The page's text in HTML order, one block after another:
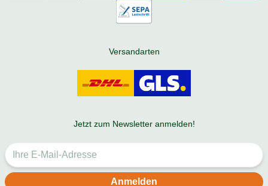
Versandarten
Jetzt zum Newsletter anmelden!